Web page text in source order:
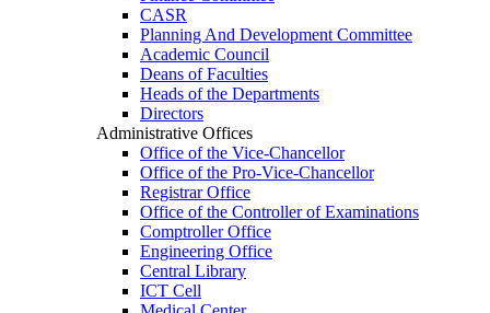
CASR
Planning And Development Committee
Academic Council
Deans of Faculties
Heads of the Departments
Directors
Administrative Offices
Office of the Vice-Chancellor
Office of the Pro-Vice-Chancellor
Registrar Office
Office of the Controller of Examinations
Comptroller Office
Engineering Office
Central Library
ICT Cell